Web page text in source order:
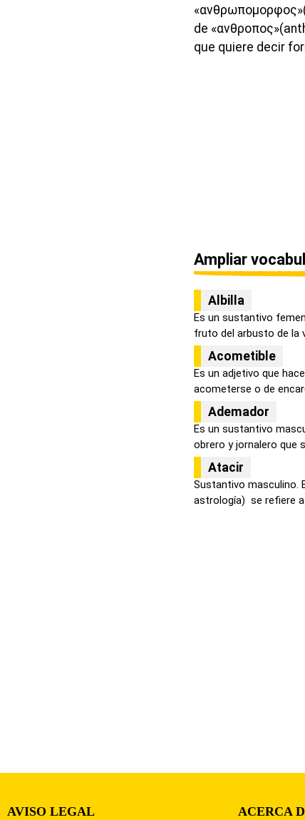
de
que quiere decir
Ampliar
Albilla
Es un sustantivo
fruto del arbusto de la
Acometible
Es un adjetivo que
acometerse o de
Ademador
Es un sustantivo
obrero y jornalero que
Atacir
Sustantivo masculino.
astrología) se refiere a
AVISO LEGAL ACERCA